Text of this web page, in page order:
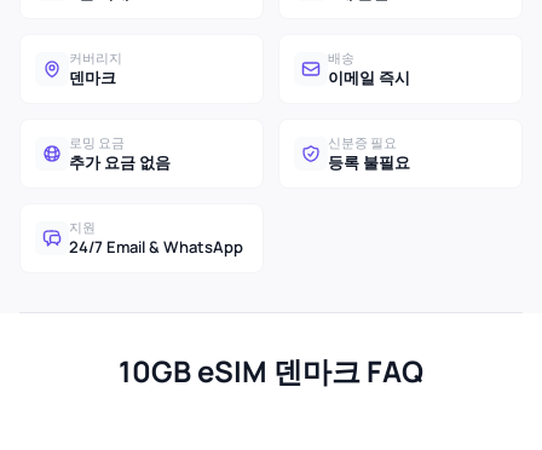
커버리지
덴마크
배송
이메일 즉시
로밍 요금
추가 요금 없음
신분증 필요
등록 불필요
지원
24/7 Email & WhatsApp
10GB eSIM 덴마크 FAQ